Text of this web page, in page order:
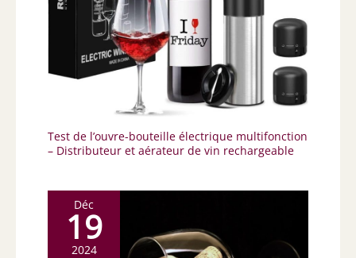
Test de l’ouvre-bouteille électrique multifonction
– Distributeur et aérateur de vin rechargeable
Déc
19
2024